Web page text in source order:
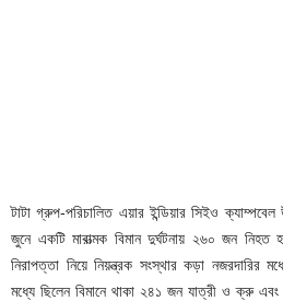
টাটা গ্রুপ-পরিচালিত এয়ার ইন্ডিয়ার সিইও
জুনে একটি মারাত্মক বিমান দুর্ঘটনায় ২৬০ জন
নিরাপত্তা নিয়ে নিয়ন্ত্রক সংস্থার কড়া নজরদারির
মধ্যে ছিলেন বিমানে থাকা ২৪১ জন যাত্রী ও ক্রু